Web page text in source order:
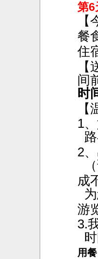
第
餐
住
间
时
【
1
2
成
游
3.
用餐